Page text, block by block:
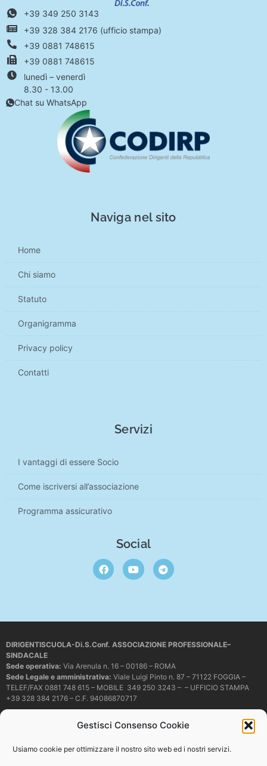
Gestisci Consenso Cookie
Usiamo cookie per ottimizzare il nostro sito web ed i nostri servizi.
+39 349 250 3143
+39 328 384 2176 (ufficio stampa)
+39 0881 748615
+39 0881 748615
lunedì – venerdì
8.30 - 13.00
Chat su WhatsApp
Naviga nel sito
Home
Chi siamo
Statuto
Organigramma
Privacy policy
Contatti
Servizi
I vantaggi di essere Socio
Come iscriversi all’associazione
Programma assicurativo
Social
DIRIGENTISCUOLA-Di.S.Conf. ASSOCIAZIONE PROFESSIONALE–
SINDACALE
Sede operativa: Via Arenula n. 16 – 00186 – ROMA
Sede Legale e amministrativa: Viale Luigi Pinto n. 87 – 71122 FOGGIA –
TELEF/FAX 0881 748 615 – MOBILE 349 250 3243 – – UFFICIO STAMPA
+39 328 384 2176 – C.F. 94086870717
dirigentiscuola@pec.it
copiare o riprodurre in alcun modo i contenuti presenti in questo sito se non